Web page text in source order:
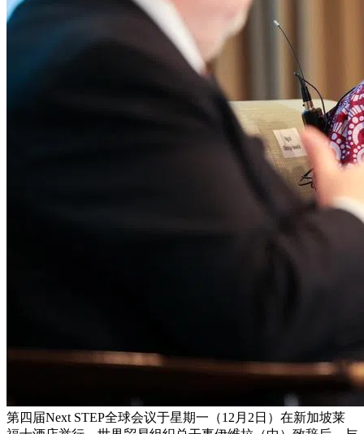
第四届Next STEP全球会议于星期一（12月2日）在新加坡莱